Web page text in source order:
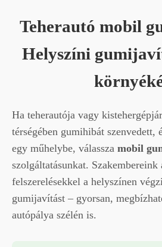
Teherautó mobil
Helyszíni
Ha teherautója vagy
térségében gumihibát szenvedett,
egy műhelybe, válassza mobil
szolgáltatásunkat. Szakembereink
felszerelésekkel a helyszínen
gumijavítást – gyorsan,
autópálya szélén is.